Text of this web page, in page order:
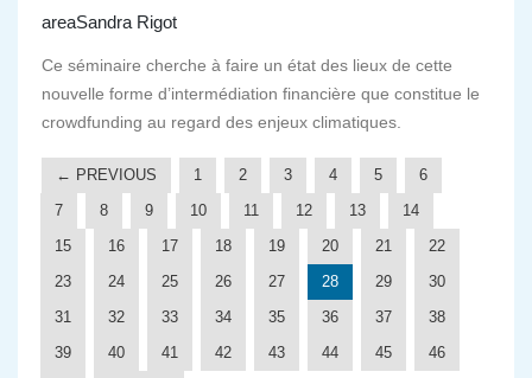
areaSandra Rigot
Ce séminaire cherche à faire un état des lieux de cette
nouvelle forme d’intermédiation financière que constitue le
crowdfunding au regard des enjeux climatiques.
← PREVIOUS 1 2 3 4 5
6
7
8 9 10 11 12 13
14
15
16 17 18 19 20 21
22
23
24 25 26 27 28 29
30
31
32 33 34 35 36 37
38
39
40 41 42 43 44 45
46